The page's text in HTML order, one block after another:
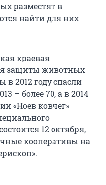
разместят в
найти для них
краевая
защиты животных
в 2012 году спасли
– более 70, а в 2014
«Ноев ковчег»
12 октября,
кооперативы на